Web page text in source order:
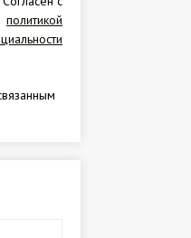
политикой